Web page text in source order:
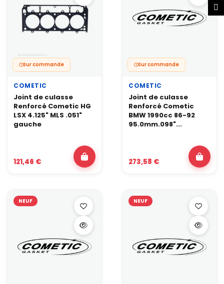
Sur commande
COMETIC
Joint de culasse
Renforcé Cometic HG
LSX 4.125" MLS .051"
gauche
121,46 €
Sur commande
COMETIC
Joint de culasse
Renforcé Cometic
BMW 1990cc 86-92
95.0mm.098"...
273,58 €
NEUF NEUF